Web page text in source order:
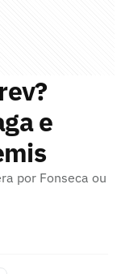
e
por Fonseca ou